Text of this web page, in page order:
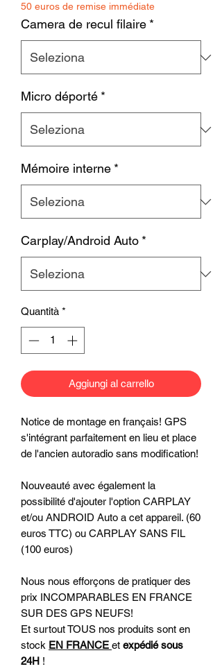
50 euros de remise immédiate
Camera de recul filaire *
Micro déporté *
Mémoire interne *
Carplay/Android Auto *
Quantità *
Aggiungi al carrello
Notice de montage en français! GPS
s'intégrant parfaitement en lieu et place
de l'ancien autoradio sans modification!
Nouveauté avec également la
possibilité d'ajouter l'option CARPLAY
et/ou ANDROID Auto a cet appareil. (60
euros TTC) ou CARPLAY SANS FIL
(100 euros)
Nous nous efforçons de pratiquer des
prix INCOMPARABLES EN FRANCE
SUR DES GPS NEUFS!
Et surtout TOUS nos produits sont en
stock EN FRANCE et expédié sous
24H !